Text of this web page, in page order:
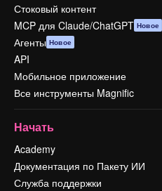
Стоковый контент
MCP для Claude/ChatGPT Новое
Агенты Новое
API
Мобильное приложение
Все инструменты Magnific
Начать
Academy
Документация по Пакету ИИ
Служба поддержки